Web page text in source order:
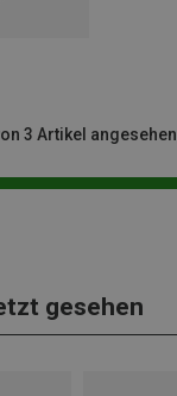
3 Artikel angesehen
gesehen